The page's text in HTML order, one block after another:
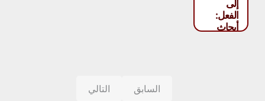
إلى
الفعل:
أبحاث
السابق التالي